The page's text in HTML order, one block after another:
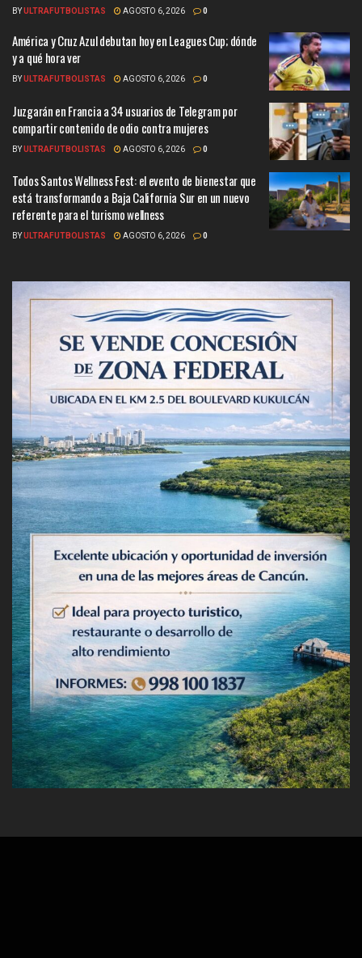
BYULTRAFUTBOLISTAS AGOSTO 6, 2026 0
América y Cruz Azul debutan hoy en Leagues Cup; dónde
y a qué hora ver
BYULTRAFUTBOLISTAS AGOSTO 6, 2026 0
Juzgarán en Francia a 34 usuarios de Telegram por
compartir contenido de odio contra mujeres
BYULTRAFUTBOLISTAS AGOSTO 6, 2026 0
Todos Santos Wellness Fest: el evento de bienestar que
está transformando a Baja California Sur en un nuevo
referente para el turismo wellness
BYULTRAFUTBOLISTAS AGOSTO 6, 2026 0